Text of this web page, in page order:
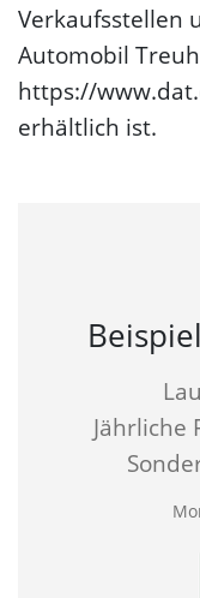
Verkaufsstellen
Automobil
https://
erhältlich ist.
Jährliche